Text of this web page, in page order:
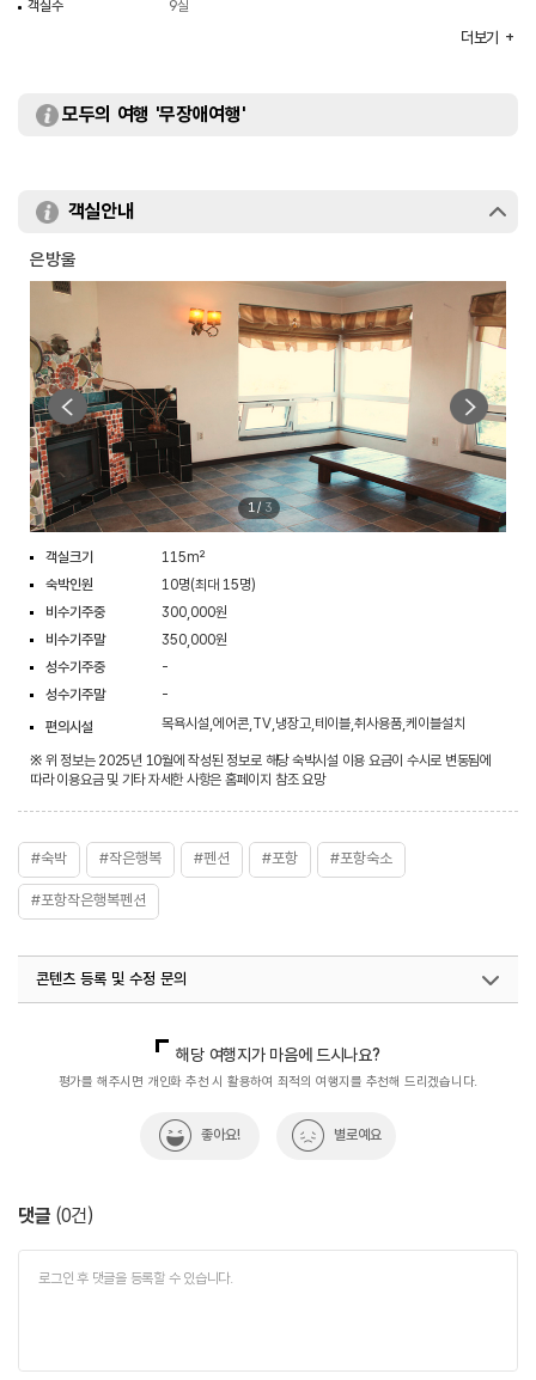
객실수
9실
부대시설
바베큐장
더보기
모두의 여행 '무장애여행'
객실안내
은방울
1/ 3
객실크기
115m²
숙박인원
10명(최대 15명)
비수기주중
300,000원
비수기주말
350,000원
성수기주중
-
성수기주말
-
편의시설
목욕시설,에어콘,TV,냉장고,테이블,취사용품,케이블설치
※ 위 정보는 2025년 10월에 작성된 정보로 해당 숙박시설 이용 요금이 수시로 변동됨에
따라 이용요금 및 기타 자세한 사항은 홈페이지 참조 요망
#숙박 #작은행복 #펜션 #포항 #포항숙소
#포항작은행복펜션
콘텐츠 등록 및 수정 문의
해당 여행지가 마음에 드시나요?
평가를 해주시면 개인화 추천 시 활용하여 최적의 여행지를 추천해 드리겠습니다.
좋아요! 별로예요
댓글 (0건)